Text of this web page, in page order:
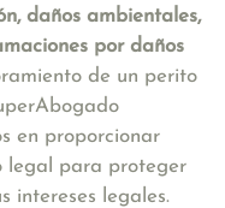
daños ambientales,
por daños
de un perito
en proporcionar
legal para proteger
intereses legales.